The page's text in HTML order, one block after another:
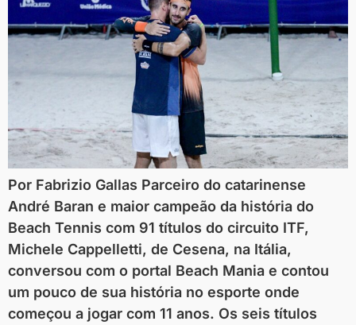
Por Fabrizio Gallas Parceiro do catarinense
André Baran e maior campeão da história do
Beach Tennis com 91 títulos do circuito ITF,
Michele Cappelletti, de Cesena, na Itália,
conversou com o portal Beach Mania e contou
um pouco de sua história no esporte onde
começou a jogar com 11 anos. Os seis títulos